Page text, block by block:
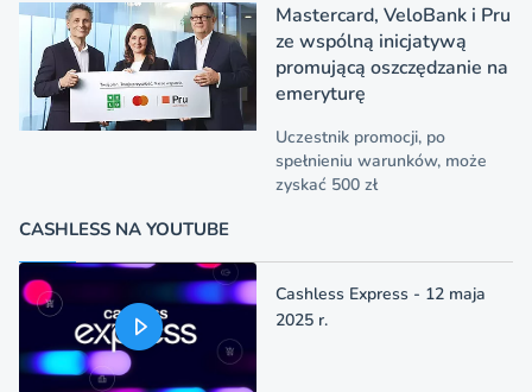
Mastercard, VeloBank i Pru
ze wspólną inicjatywą
promującą oszczędzanie na
emeryturę
Uczestnik promocji, po
spełnieniu warunków, może
zyskać 500 zł
CASHLESS NA YOUTUBE
Cashless Express - 12 maja
2025 r.